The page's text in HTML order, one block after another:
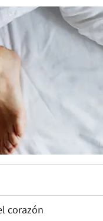
corazón